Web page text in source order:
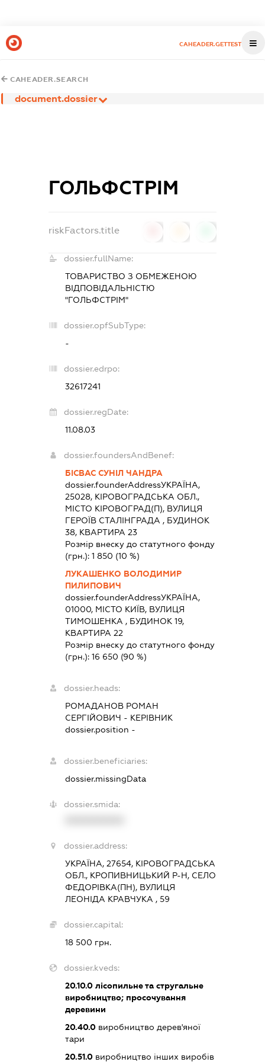
CAHEADER.GETTEST
CAHEADER.SEARCH
document.dossier
ГОЛЬФСТРІМ
riskFactors.title
dossier.fullName:
ТОВАРИСТВО З ОБМЕЖЕНОЮ
ВІДПОВІДАЛЬНІСТЮ
"ГОЛЬФСТРІМ"
dossier.opfSubType:
-
dossier.edrpo:
32617241
dossier.regDate:
11.08.03
dossier.foundersAndBenef:
БІСВАС СУНІЛ ЧАНДРА
dossier.founderAddressУКРАЇНА,
25028, КІРОВОГРАДСЬКА ОБЛ.,
МІСТО КІРОВОГРАД(П), ВУЛИЦЯ
ГЕРОЇВ СТАЛІНГРАДА , БУДИНОК
38, КВАРТИРА 23
Розмір внеску до статутного фонду
(грн.): 1 850 (10 %)
ЛУКАШЕНКО ВОЛОДИМИР
ПИЛИПОВИЧ
dossier.founderAddressУКРАЇНА,
01000, МІСТО КИЇВ, ВУЛИЦЯ
ТИМОШЕНКА , БУДИНОК 19,
КВАРТИРА 22
Розмір внеску до статутного фонду
(грн.): 16 650 (90 %)
dossier.heads:
РОМАДАНОВ РОМАН
СЕРГІЙОВИЧ - КЕРІВНИК
dossier.position -
dossier.beneficiaries:
dossier.missingData
dossier.smida:
dossier.address:
УКРАЇНА, 27654, КІРОВОГРАДСЬКА
ОБЛ., КРОПИВНИЦЬКИЙ Р-Н, СЕЛО
ФЕДОРІВКА(ПН), ВУЛИЦЯ
ЛЕОНІДА КРАВЧУКА , 59
dossier.capital:
18 500 грн.
dossier.kveds:
20.10.0лісопильне та стругальне
виробництво; просочування
деревини
20.40.0виробництво дерев'яної
тари
20.51.0виробництво інших виробів